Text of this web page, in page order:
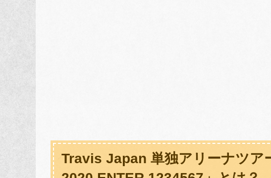
Travis Japan 単独アリーナツア